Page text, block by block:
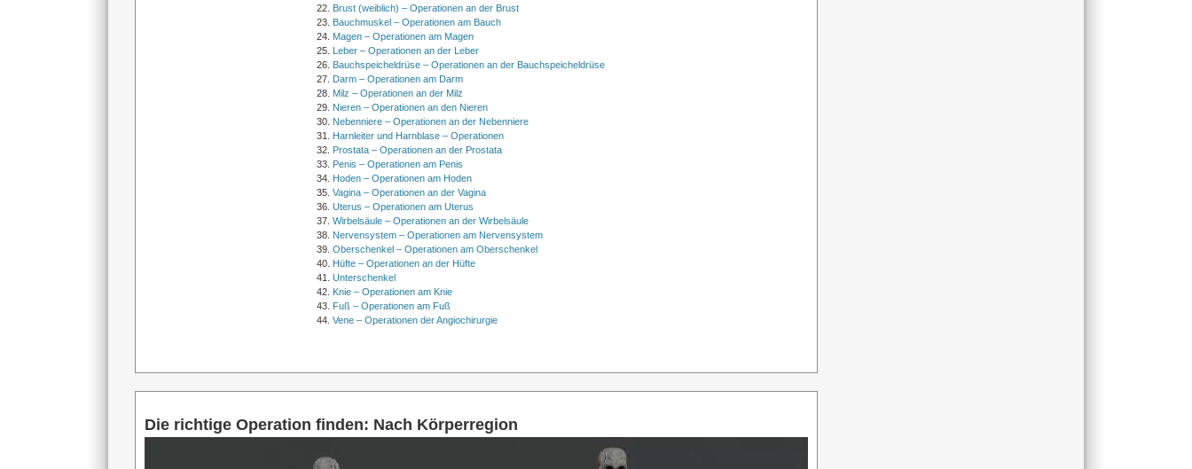
Brust (weiblich) – Operationen an der Brust
Bauchmuskel – Operationen am Bauch
Magen – Operationen am Magen
Leber – Operationen an der Leber
Bauchspeicheldrüse – Operationen an der Bauchspeicheldrüse
Darm – Operationen am Darm
Milz – Operationen an der Milz
Nieren – Operationen an den Nieren
Nebenniere – Operationen an der Nebenniere
Harnleiter und Harnblase – Operationen
Prostata – Operationen an der Prostata
Penis – Operationen am Penis
Hoden – Operationen am Hoden
Vagina – Operationen an der Vagina
Uterus – Operationen am Uterus
Wirbelsäule – Operationen an der Wirbelsäule
Nervensystem – Operationen am Nervensystem
Oberschenkel – Operationen am Oberschenkel
Hüfte – Operationen an der Hüfte
Unterschenkel
Knie – Operationen am Knie
Fuß – Operationen am Fuß
Vene – Operationen der Angiochirurgie
Die richtige Operation finden: Nach Körperregion